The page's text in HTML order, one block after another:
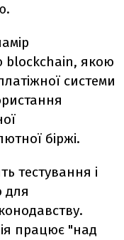
blockchain, якою
системи
біржі.
тестування і
для
працює "над